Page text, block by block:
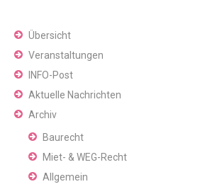
Übersicht
Veranstaltungen
INFO-Post
Aktuelle Nachrichten
Archiv
Baurecht
Miet- & WEG-Recht
Allgemein